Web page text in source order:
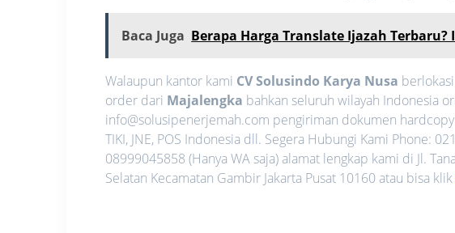
Baca Juga Berapa Harga Translate Ijazah Terbaru?
Walaupun kantor kami CV Solusindo Karya Nusa
order dari Majalengka bahkan seluruh wilayah Indonesia
info@solusipenerjemah.com pengiriman dokumen
TIKI, JNE, POS Indonesia dll. Segera Hubungi Kami Phone:
08999045858 (Hanya WA saja) alamat lengkap kami di Jl.
Selatan Kecamatan Gambir Jakarta Pusat 10160 atau bisa klik